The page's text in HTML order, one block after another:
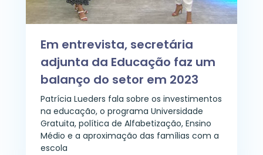
Em entrevista, secretária
adjunta da Educação faz um
balanço do setor em 2023
Patrícia Lueders fala sobre os investimentos
na educação, o programa Universidade
Gratuita, política de Alfabetização, Ensino
Médio e a aproximação das famílias com a
escola